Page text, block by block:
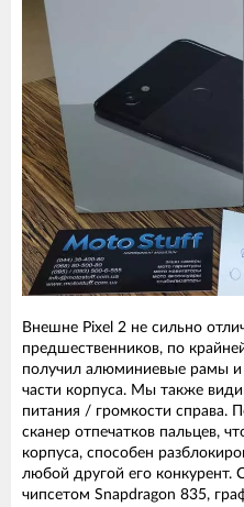
Внешне Pixel 2 не сильно
предшественников, по
получил алюминиевые рамы и
части корпуса. Мы также
питания / громкости справа.
сканер отпечатков пальцев,
корпуса, способен
любой другой его
чипсетом Snapdragon 835,